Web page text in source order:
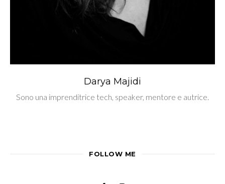
Darya Majidi
Sono una imprenditrice tech, speaker, mentore e autrice.
FOLLOW ME